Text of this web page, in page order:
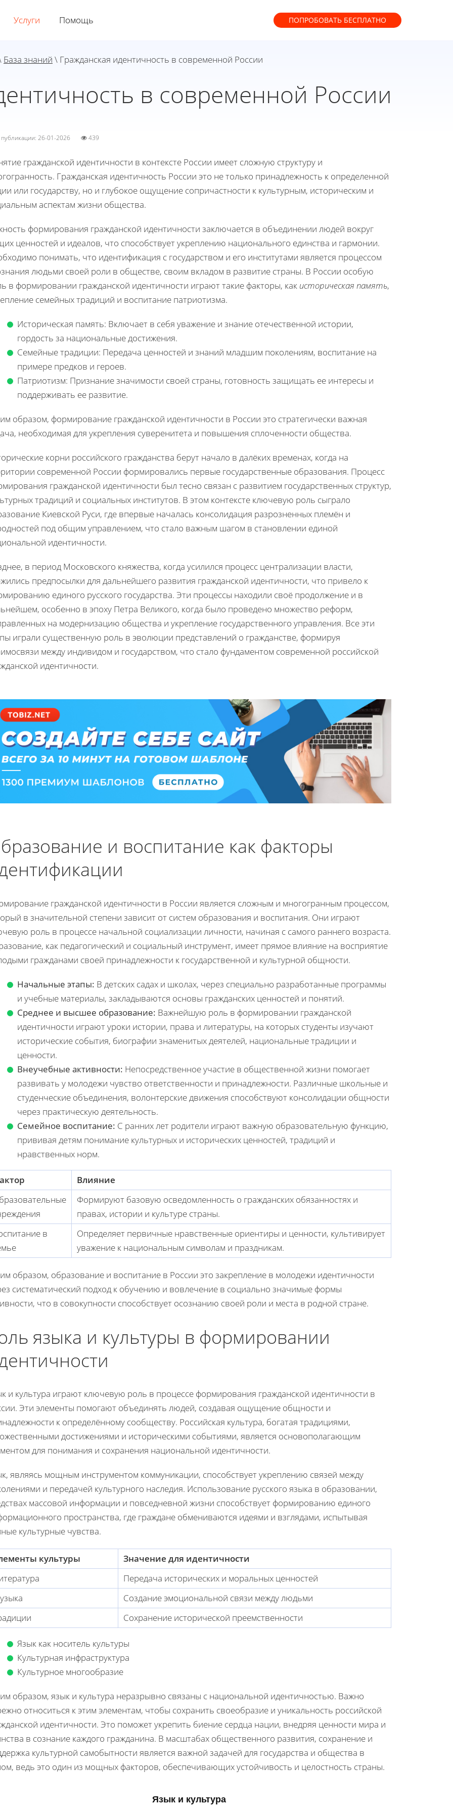
Услуги Помощь ПОПРОБОВАТЬ БЕСПЛАТНО
База знаний \ Гражданская идентичность в современной России
в современной России
публикации: 26-01-2026 439
гражданской идентичности в контексте России имеет сложную структуру и
Гражданская идентичность России это не только принадлежность к определенной
или государству, но и глубокое ощущение сопричастности к культурным, историческим и
аспектам жизни общества.
формирования гражданской идентичности заключается в объединении людей вокруг
ценностей и идеалов, что способствует укреплению национального единства и гармонии.
понимать, что идентификация с государством и его институтами является процессом
людьми своей роли в обществе, своим вкладом в развитие страны. В России особую
в формировании гражданской идентичности играют такие факторы, как историческая память,
семейных традиций и воспитание патриотизма.
Историческая память: Включает в себя уважение и знание отечественной истории,
гордость за национальные достижения.
Семейные традиции: Передача ценностей и знаний младшим поколениям, воспитание на
примере предков и героев.
Патриотизм: Признание значимости своей страны, готовность защищать ее интересы и
поддерживать ее развитие.
образом, формирование гражданской идентичности в России это стратегически важная
необходимая для укрепления суверенитета и повышения сплоченности общества.
корни российского гражданства берут начало в далёких временах, когда на
современной России формировались первые государственные образования. Процесс
гражданской идентичности был тесно связан с развитием государственных структур,
традиций и социальных институтов. В этом контексте ключевую роль сыграло
Киевской Руси, где впервые началась консолидация разрозненных племён и
под общим управлением, что стало важным шагом в становлении единой
идентичности.
в период Московского княжества, когда усилился процесс централизации власти,
предпосылки для дальнейшего развития гражданской идентичности, что привело к
единого русского государства. Эти процессы находили своё продолжение и в
особенно в эпоху Петра Великого, когда было проведено множество реформ,
на модернизацию общества и укрепление государственного управления. Все эти
играли существенную роль в эволюции представлений о гражданстве, формируя
между индивидом и государством, что стало фундаментом современной российской
идентичности.
и воспитание как факторы
гражданской идентичности в России является сложным и многогранным процессом,
в значительной степени зависит от систем образования и воспитания. Они играют
роль в процессе начальной социализации личности, начиная с самого раннего возраста.
как педагогический и социальный инструмент, имеет прямое влияние на восприятие
гражданами своей принадлежности к государственной и культурной общности.
Начальные этапы: В детских садах и школах, через специально разработанные программы
и учебные материалы, закладываются основы гражданских ценностей и понятий.
Среднее и высшее образование: Важнейшую роль в формировании гражданской
идентичности играют уроки истории, права и литературы, на которых студенты изучают
исторические события, биографии знаменитых деятелей, национальные традиции и
ценности.
Внеучебные активности: Непосредственное участие в общественной жизни помогает
развивать у молодежи чувство ответственности и принадлежности. Различные школьные и
студенческие объединения, волонтерские движения способствуют консолидации общности
через практическую деятельность.
Семейное воспитание: С ранних лет родители играют важную образовательную функцию,
прививая детям понимание культурных и исторических ценностей, традиций и
нравственных норм.
Влияние
Формируют базовую осведомленность о гражданских обязанностях и
правах, истории и культуре страны.
в
Определяет первичные нравственные ориентиры и ценности, культивирует
уважение к национальным символам и праздникам.
образом, образование и воспитание в России это закрепление в молодежи идентичности
систематический подход к обучению и вовлечение в социально значимые формы
что в совокупности способствует осознанию своей роли и места в родной стране.
языка и культуры в формировании
и культура играют ключевую роль в процессе формирования гражданской идентичности в
Эти элементы помогают объединять людей, создавая ощущение общности и
к определённому сообществу. Российская культура, богатая традициями,
достижениями и историческими событиями, является основополагающим
для понимания и сохранения национальной идентичности.
являясь мощным инструментом коммуникации, способствует укреплению связей между
и передачей культурного наследия. Использование русского языка в образовании,
массовой информации и повседневной жизни способствует формированию единого
пространства, где граждане обмениваются идеями и взглядами, испытывая
культурные чувства.
культуры
Значение для идентичности
Передача исторических и моральных ценностей
Создание эмоциональной связи между людьми
Сохранение исторической преемственности
Язык как носитель культуры
Культурная инфраструктура
Культурное многообразие
образом, язык и культура неразрывно связаны с национальной идентичностью. Важно
относиться к этим элементам, чтобы сохранить своеобразие и уникальность российской
идентичности. Это поможет укрепить биение сердца нации, внедряя ценности мира и
в сознание каждого гражданина. В масштабах общественного развития, сохранение и
культурной самобытности является важной задачей для государства и общества в
ведь это один из мощных факторов, обеспечивающих устойчивость и целостность страны.
Язык и культура